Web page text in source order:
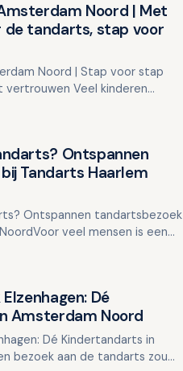
Noord | Met
de tandarts, stap voor
Noord | Stap voor stap
Veel kinderen
o…
Ontspannen
Tandarts Haarlem
Ontspannen tandartsbezoek
veel mensen is een
…
Dé
Amsterdam Noord
Dé Kindertandarts in
bezoek aan de tandarts zou